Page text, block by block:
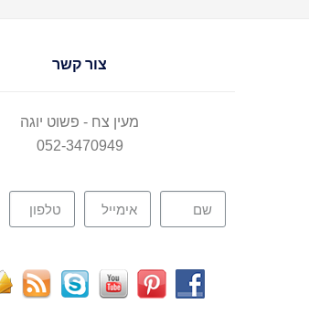
צור קשר
מעין צח - פשוט יוגה
052-3470949